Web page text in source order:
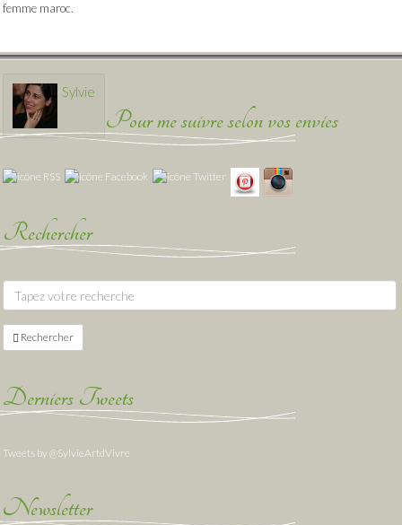
femme maroc.
Sylvie
Pour me suivre selon vos envies
Rechercher
Rechercher
Derniers Tweets
Tweets by @SylvieArtdVivre
Newsletter